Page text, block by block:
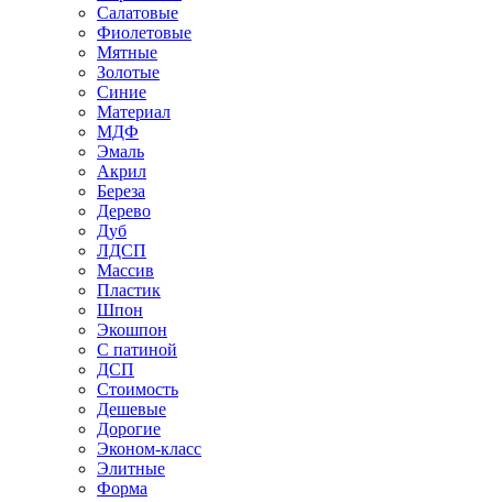
Салатовые
Фиолетовые
Мятные
Золотые
Синие
Материал
МДФ
Эмаль
Акрил
Береза
Дерево
Дуб
ЛДСП
Массив
Пластик
Шпон
Экошпон
С патиной
ДСП
Стоимость
Дешевые
Дорогие
Эконом-класс
Элитные
Форма